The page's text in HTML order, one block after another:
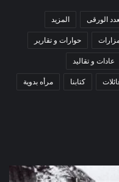
الورقى المزيد
حوارات و تقارير
عادات و تقاليد
كتابنا مرأه بدوية